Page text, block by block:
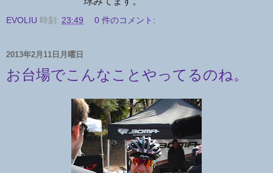
EVOLIU 時刻: 23:49 0 件のコメント:
2013年2月11日月曜日
お台場でこんなことやってるのね。